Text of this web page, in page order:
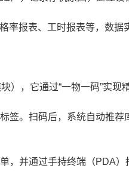
报表、工时报表等，数据
，它通过“一物一码”实现精
。扫码后，系统自动推荐
并通过手持终端（PDA）